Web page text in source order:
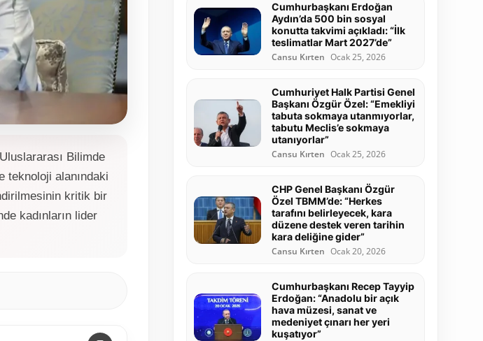
Bilimde
teknoloji alanındaki
kritik bir
kadınların lider
Cumhurbaşkanı Erdoğan
Aydın’da 500 bin sosyal
konutta takvimi açıkladı: “İlk
teslimatlar Mart 2027’de”
Cansu Kırten Ocak 25, 2026
Cumhuriyet Halk Partisi Genel
Başkanı Özgür Özel: “Emekliyi
tabuta sokmaya utanmıyorlar,
tabutu Meclis’e sokmaya
utanıyorlar”
Cansu Kırten Ocak 25, 2026
CHP Genel Başkanı Özgür
Özel TBMM’de: “Herkes
tarafını belirleyecek, kara
düzene destek veren tarihin
kara deliğine gider”
Cansu Kırten Ocak 20, 2026
Cumhurbaşkanı Recep Tayyip
Erdoğan: “Anadolu bir açık
hava müzesi, sanat ve
medeniyet çınarı her yeri
kuşatıyor”